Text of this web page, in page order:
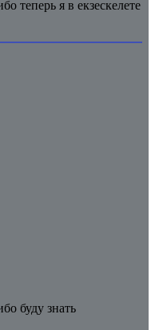
теперь я в екзескелете
буду знать